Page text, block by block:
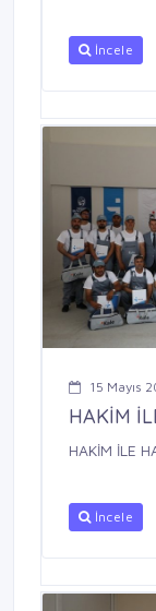
İncele
15 Mayıs
HAKİM
HAKİM İLE
İncele